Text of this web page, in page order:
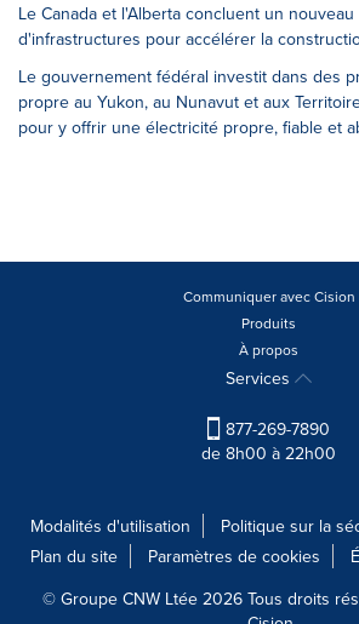
Le Canada et l'Alberta concluent un
d'infrastructures pour accélérer la
Le gouvernement fédéral investit dans des
propre au Yukon, au Nunavut et aux
pour y offrir une électricité propre, fiable et
Communiquer avec Cision
Produits
À propos
Services
877-269-7890
de 8h00 à 22h00
Modalités d'utilisation
Politique sur la
Plan du site
Paramètres de cookies
© Groupe CNW Ltée 2026 Tous droits